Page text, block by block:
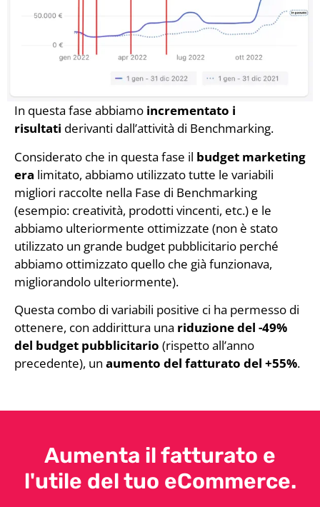
In questa fase abbiamo incrementato i
risultati derivanti dall’attività di Benchmarking.
Considerato che in questa fase il budget marketing
era limitato, abbiamo utilizzato tutte le variabili
migliori raccolte nella Fase di Benchmarking
(esempio: creatività, prodotti vincenti, etc.) e le
abbiamo ulteriormente ottimizzate (non è stato
utilizzato un grande budget pubblicitario perché
abbiamo ottimizzato quello che già funzionava,
migliorandolo ulteriormente).
Questa combo di variabili positive ci ha permesso di
ottenere, con addirittura una riduzione del -49%
del budget pubblicitario (rispetto all’anno
precedente), un aumento del fatturato del +55%.
Aumenta il fatturato e
l'utile del tuo eCommerce.